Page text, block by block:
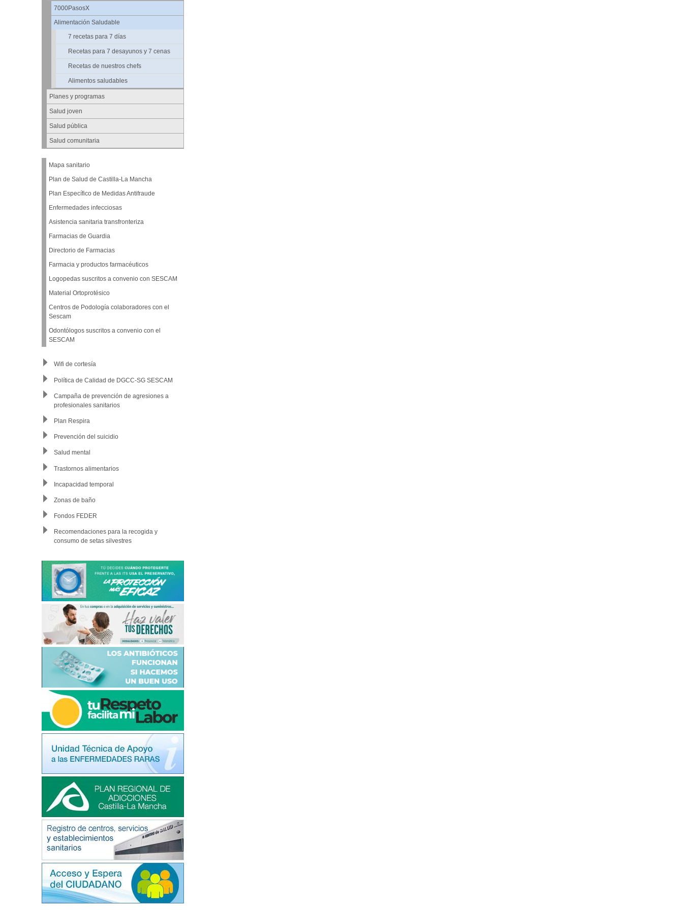
7000PasosX
Alimentación Saludable
7 recetas para 7 días
Recetas para 7 desayunos y 7 cenas
Recetas de nuestros chefs
Alimentos saludables
Planes y programas
Salud joven
Salud pública
Salud comunitaria
Mapa sanitario
Plan de Salud de Castilla-La Mancha
Plan Específico de Medidas Antifraude
Enfermedades infecciosas
Asistencia sanitaria transfronteriza
Farmacias de Guardia
Directorio de Farmacias
Farmacia y productos farmacéuticos
Logopedas suscritos a convenio con SESCAM
Material Ortoprotésico
Centros de Podología colaboradores con el
Sescam
Odontólogos suscritos a convenio con el
SESCAM
Wifi de cortesía
Política de Calidad de DGCC-SG SESCAM
Campaña de prevención de agresiones a
profesionales sanitarios
Plan Respira
Prevención del suicidio
Salud mental
Trastornos alimentarios
Incapacidad temporal
Zonas de baño
Fondos FEDER
Recomendaciones para la recogida y
consumo de setas silvestres